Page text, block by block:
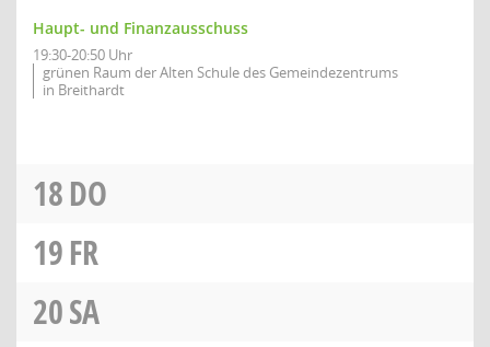
Haupt- und Finanzausschuss
19:30-20:50 Uhr
grünen Raum der Alten Schule des Gemeindezentrums
in Breithardt
18DO
19FR
20SA